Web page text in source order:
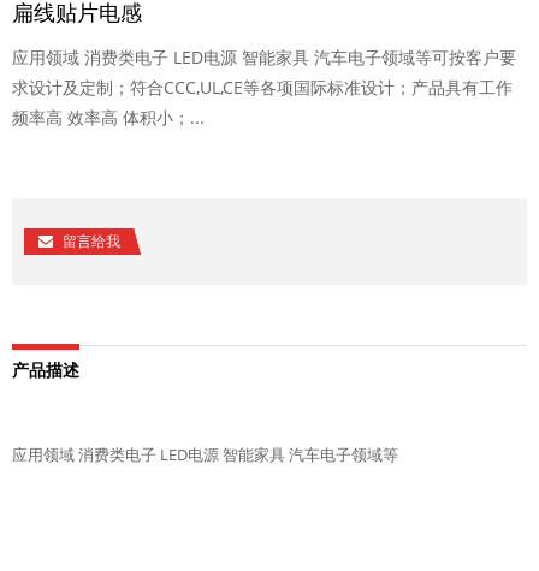
扁线贴片电感
应用领域 消费类电子 LED电源 智能家具 汽车电子领域等可按客户要
求设计及定制；符合CCC,UL,CE等各项国际标准设计；产品具有工作
频率高 效率高 体积小；...
留言给我
产品描述
应用领域 消费类电子 LED电源 智能家具 汽车电子领域等